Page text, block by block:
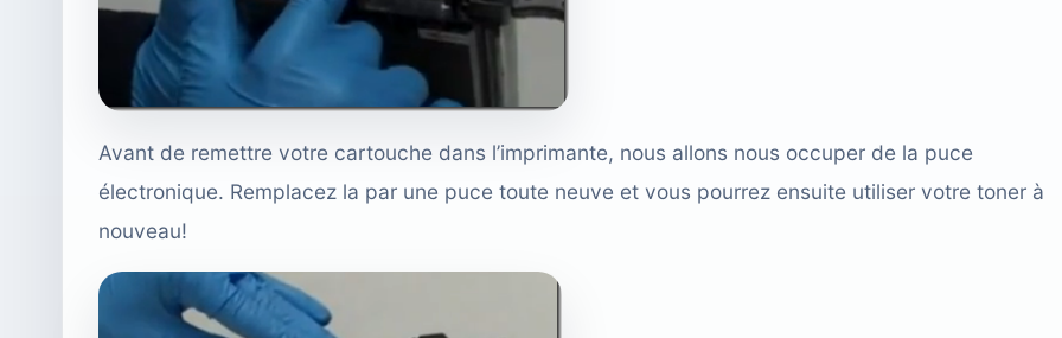
Avant de remettre votre cartouche dans l’imprimante, nous allons nous occuper de la puce
électronique. Remplacez la par une puce toute neuve et vous pourrez ensuite utiliser votre toner à
nouveau!